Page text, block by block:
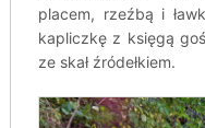
placem, rzeźbą i
kapliczkę z księgą
ze skał źródełkiem.